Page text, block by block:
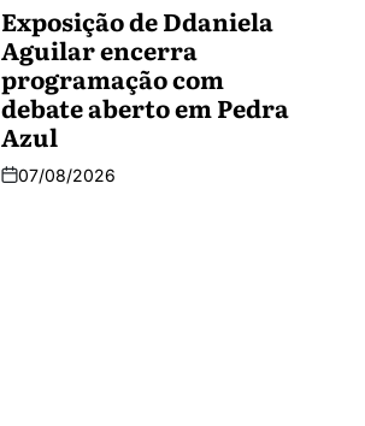
Exposição de Ddaniela
Aguilar encerra
programação com
debate aberto em Pedra
Azul
07/08/2026